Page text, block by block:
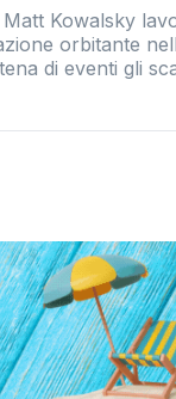
Kowalsky
orbitante
di eventi gli